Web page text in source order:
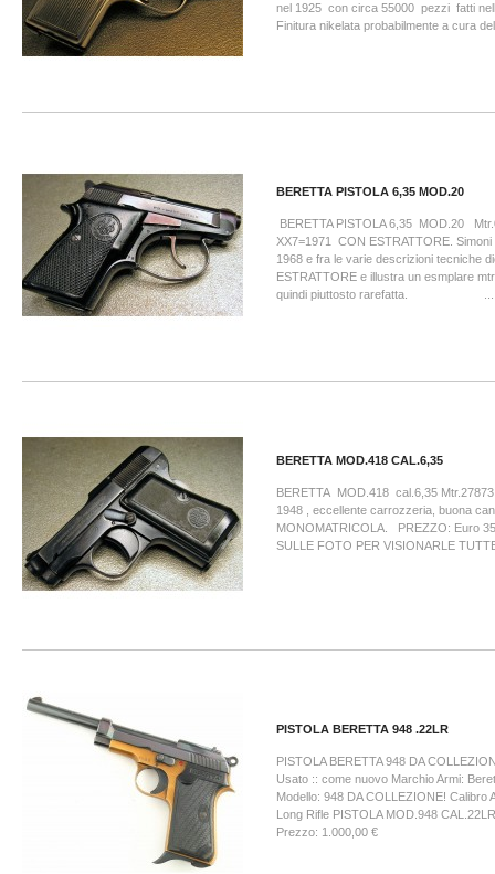
nel 1925 con circa 55000 pezzi fatti
Finitura nikelata probabilmente a cura
BERETTA PISTOLA 6,35 MOD.20
BERETTA PISTOLA 6,35 MOD.20
XX7=1971 CON ESTRATTORE. Simoni
1968 e fra le varie descrizioni tecniche
ESTRATTORE e illustra un esmplare
quindi piuttosto rarefatta. ...
BERETTA MOD.418 CAL.6,35
BERETTA MOD.418 cal.6,35 Mtr.27873
1948 , eccellente carrozzeria, buona
MONOMATRICOLA. PREZZO: Euro
SULLE FOTO PER VISIONARLE
PISTOLA BERETTA 948 .22LR
PISTOLA BERETTA 948 DA
Usato :: come nuovo Marchio Armi:
Modello: 948 DA COLLEZIONE! Calibro
Long Rifle PISTOLA MOD.948
Prezzo: 1.000,00 €